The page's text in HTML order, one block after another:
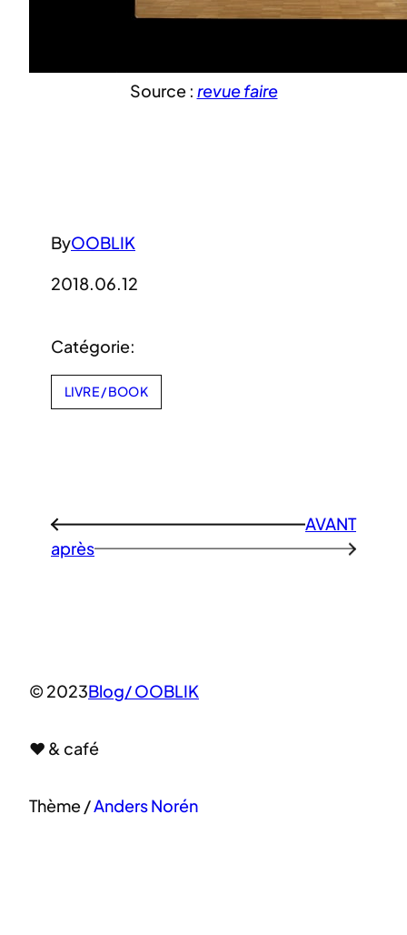
Source : revue faire
ByOOBLIK
2018.06.12
Catégorie:
LIVRE / BOOK
←
AVANT
après
→
© 2023Blog/ OOBLIK
♥ & café
Thème /Anders Norén